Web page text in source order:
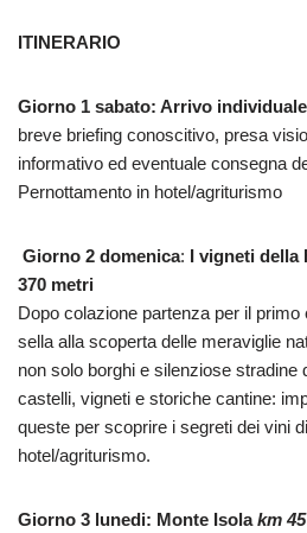
ITINERARIO
Giorno 1 sabato: Arrivo
breve briefing conoscitivo, presa
informativo ed eventuale consegna
Pernottamento in hotel/agriturismo
Giorno 2 domenica: I vigneti della
370 metri
Dopo colazione partenza per il
sella alla scoperta delle meraviglie
non solo borghi e silenziose stradine
castelli, vigneti e storiche cantine:
queste per scoprire i segreti dei vini
hotel/agriturismo.
Giorno 3 lunedi: Monte Isolakm 45